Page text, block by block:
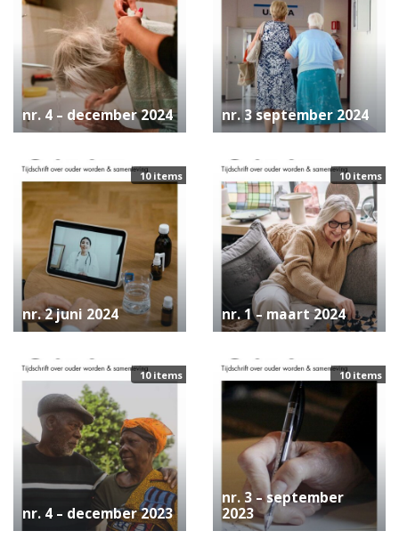
nr. 4 – december 2024 nr. 3 september 2024
10 items
nr. 2 juni 2024
10 items
nr. 1 – maart 2024
10 items
nr. 4 – december 2023
10 items
nr. 3 – september
2023